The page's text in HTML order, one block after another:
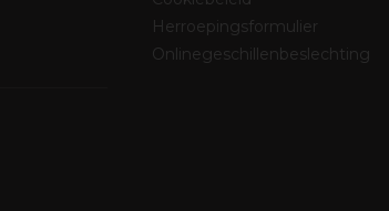
Herroepingsformulier
Onlinegeschillenbeslechting